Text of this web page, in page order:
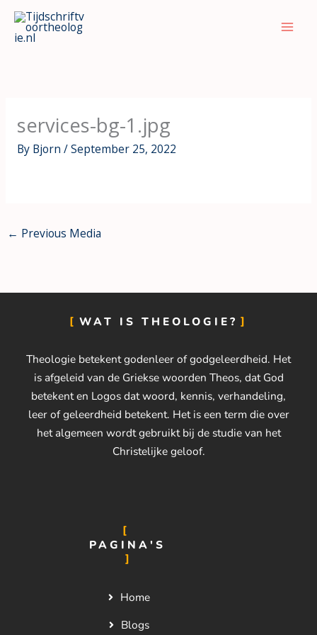
Skip
services-bg-1.jpg
By Bjorn /September 25, 2022
← Previous Media
WAT IS THEOLOGIE?
Theologie betekent godenleer of godgeleerdheid. Het
is afgeleid van de Griekse woorden Theos, dat God
betekent en Logos dat woord, kennis, verhandeling,
leer of geleerdheid betekent. Het is een term die over
het algemeen wordt gebruikt bij de studie van het
Christelijke geloof.
PAGINA'S
Home
Blogs